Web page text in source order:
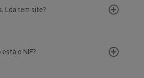
Lda tem site?
o NIF?